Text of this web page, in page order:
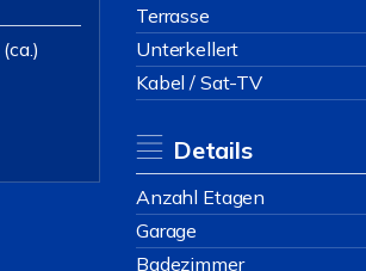
(ca.)
Terrasse
Unterkellert
Kabel / Sat-TV
Details
Anzahl Etagen
Garage
Badezimmer